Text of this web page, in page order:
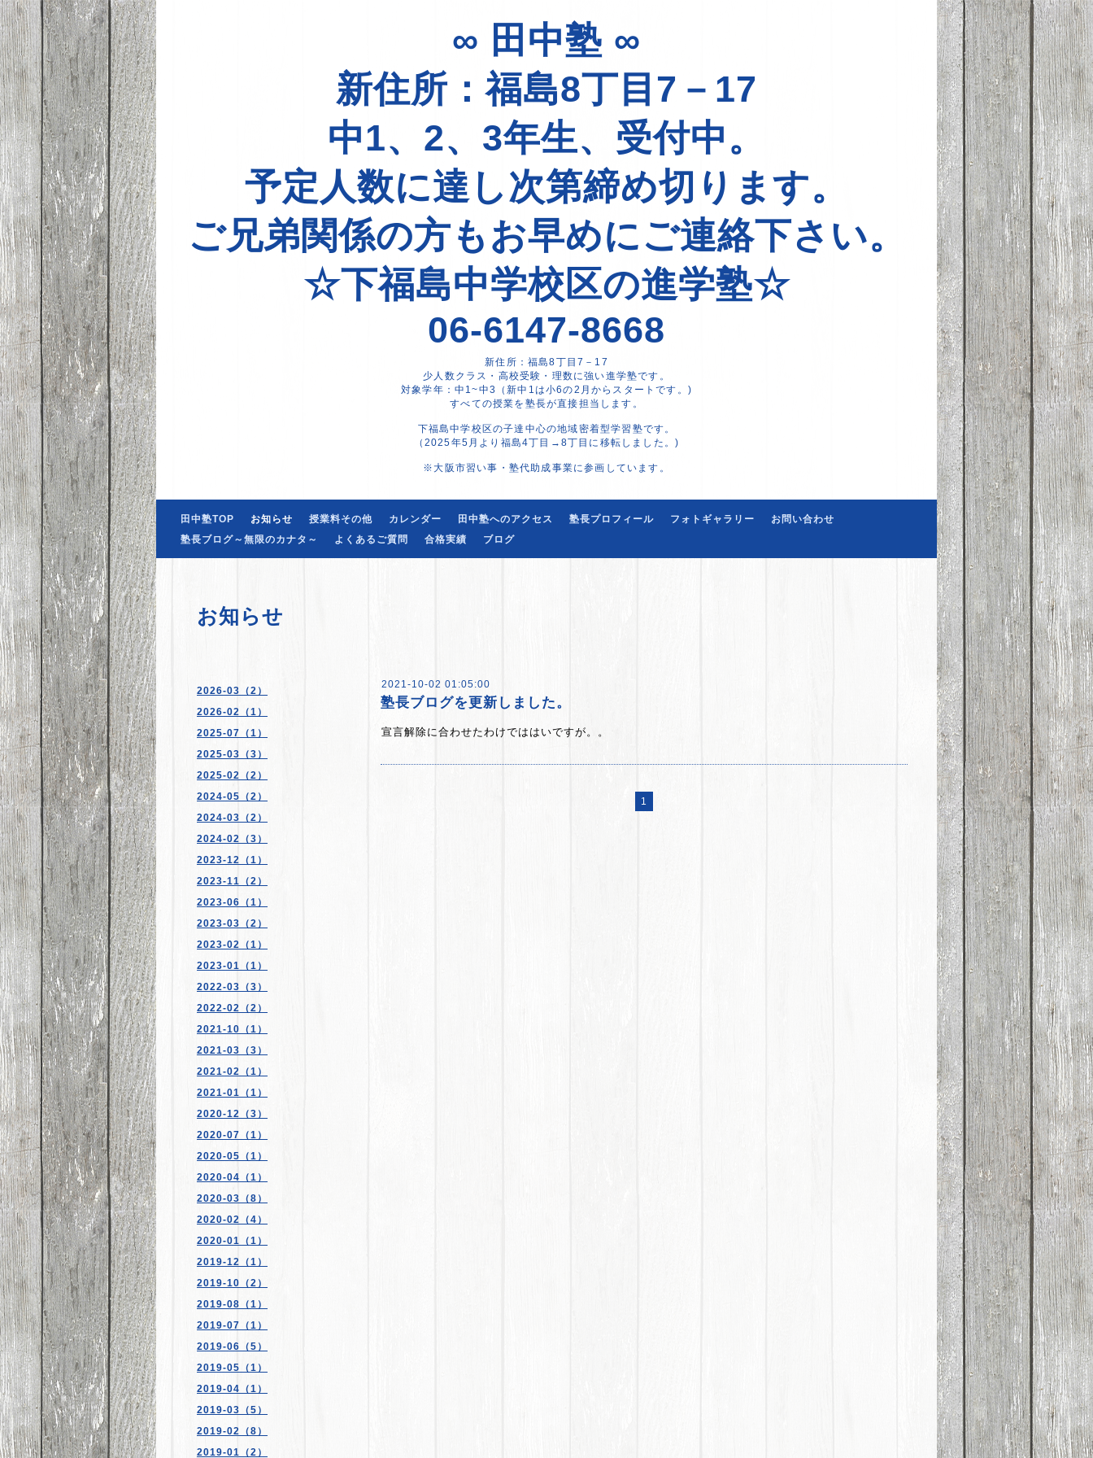
∞ 田中塾 ∞
新住所：福島8丁目7－17
中1、2、3年生、受付中。
予定人数に達し次第締め切ります。
ご兄弟関係の方もお早めにご連絡下さい。
☆下福島中学校区の進学塾☆
06-6147-8668
新住所：福島8丁目7－17
少人数クラス・高校受験・理数に強い進学塾です。
対象学年：中1~中3（新中1は小6の2月からスタートです。)
すべての授業を塾長が直接担当します。
下福島中学校区の子達中心の地域密着型学習塾です。
（2025年5月より福島4丁目→8丁目に移転しました。)
※大阪市習い事・塾代助成事業に参画しています。
田中塾TOP お知らせ 授業料その他 カレンダー 田中塾へのアクセス 塾長プロフィール フォトギャラリー
お問い合わせ
塾長ブログ～無限のカナタ～
よくあるご質問 合格実績 ブログ
2026-03（2）
2026-02（1）
2025-07（1）
2025-03（3）
2025-02（2）
2024-05（2）
2024-03（2）
2024-02（3）
2023-12（1）
2023-11（2）
2023-06（1）
2023-03（2）
2023-02（1）
2023-01（1）
2022-03（3）
2022-02（2）
2021-10（1）
2021-03（3）
2021-02（1）
2021-01（1）
2020-12（3）
2020-07（1）
2020-05（1）
2020-04（1）
2020-03（8）
2020-02（4）
2020-01（1）
2019-12（1）
2019-10（2）
2019-08（1）
2019-07（1）
2019-06（5）
2019-05（1）
2019-04（1）
2019-03（5）
2019-02（8）
2019-01（2）
お知らせ
2021-10-02 01:05:00
塾長ブログを更新しました。
宣言解除に合わせたわけでははいですが。。
1